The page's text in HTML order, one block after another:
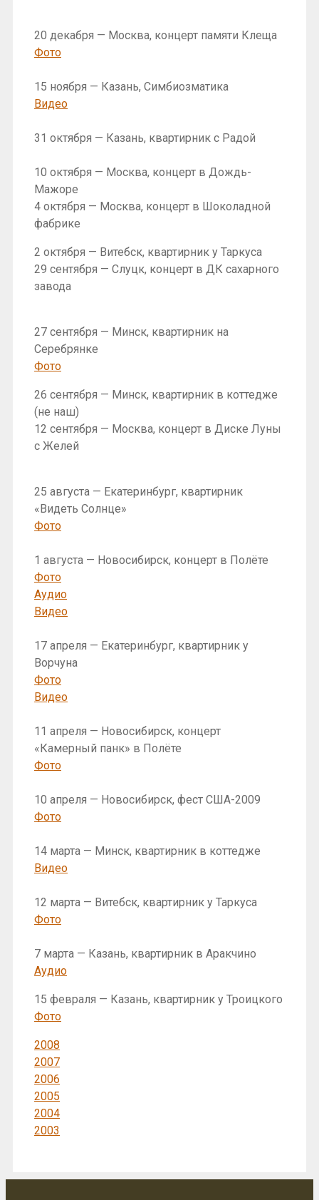
20 декабря — Москва, концерт памяти Клеща
Фото
15 ноября — Казань, Симбиозматика
Видео
31 октября — Казань, квартирник с Радой
10 октября — Москва, концерт в Дождь-
Мажоре
4 октября — Москва, концерт в Шоколадной
фабрике
2 октября — Витебск, квартирник у Таркуса
29 сентября — Слуцк, концерт в ДК сахарного
завода
27 сентября — Минск, квартирник на
Серебрянке
Фото
26 сентября — Минск, квартирник в коттедже
(не наш)
12 сентября — Москва, концерт в Диске Луны
с Желей
25 августа — Екатеринбург, квартирник
«Видеть Солнце»
Фото
1 августа — Новосибирск, концерт в Полёте
Фото
Аудио
Видео
17 апреля — Екатеринбург, квартирник у
Ворчуна
Фото
Видео
11 апреля — Новосибирск, концерт
«Камерный панк» в Полёте
Фото
10 апреля — Новосибирск, фест США-2009
Фото
14 марта — Минск, квартирник в коттедже
Видео
12 марта — Витебск, квартирник у Таркуса
Фото
7 марта — Казань, квартирник в Аракчино
Аудио
15 февраля — Казань, квартирник у Троицкого
Фото
2008
2007
2006
2005
2004
2003